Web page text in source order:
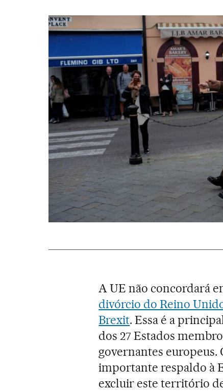
A UE não concordará
divórcio do Reino
Brexit. Essa é a
dos 27 Estados
governantes europeus.
importante respaldo à
excluir este território